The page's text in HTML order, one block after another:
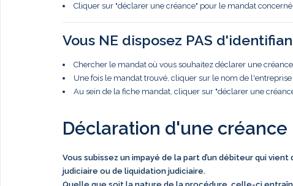
Cliquer sur "déclarer une créance" pour le mandat concerné
Vous NE disposez PAS
Chercher le mandat où vous souhaitez déclarer une
Une fois le mandat trouvé, cliquer sur le nom de l'entreprise
Au sein de la fiche mandat, cliquer sur "déclarer une
Déclaration d'une
Vous subissez un impayé de la part d’un débiteur qui
judiciaire ou de liquidation judiciaire.